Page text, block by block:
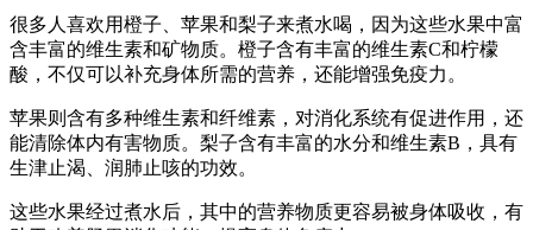
很多人喜欢用橙子、苹果和梨子来煮水喝，因为这些水果中富
含丰富的维生素和矿物质。橙子含有丰富的维生素C和柠檬
酸，不仅可以补充身体所需的营养，还能增强免疫力。
苹果则含有多种维生素和纤维素，对消化系统有促进作用，还
能清除体内有害物质。梨子含有丰富的水分和维生素B，具有
生津止渴、润肺止咳的功效。
这些水果经过煮水后，其中的营养物质更容易被身体吸收，有